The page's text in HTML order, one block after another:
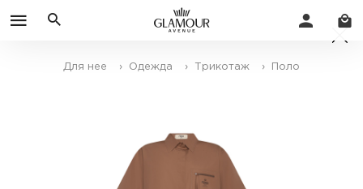
Для нее › Одежда › Трикотаж › Поло